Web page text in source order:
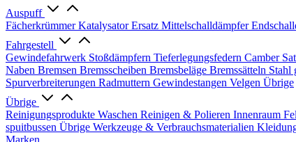
Auspuff
FächerkrümmerKatalysator Ersatz Mittelschalldämpfer
Fahrgestell
Gewindefahrwerk Stoßdämpfern Tieferlegungsfedern Camber
Naben Bremsen Bremsscheiben Bremsbeläge Bremssätteln Stahl
Spurverbreiterungen Radmuttern Gewindestangen Velgen Übrige
Übrige
Reinigungsprodukte Waschen Reinigen & Polieren Innenraum
spuitbussen Übrige Werkzeuge & Verbrauchsmaterialien
Marken